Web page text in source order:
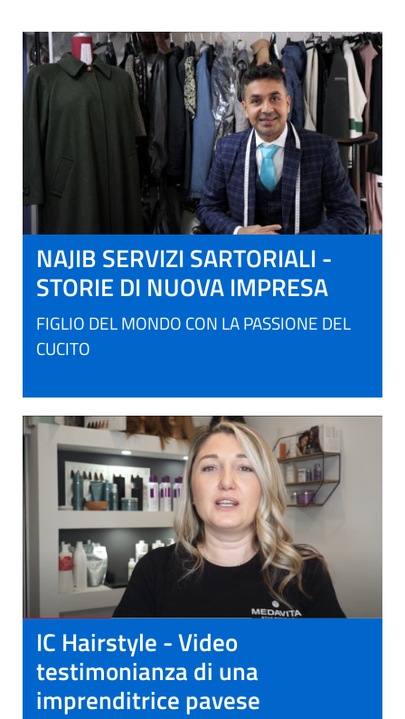
NAJIB SERVIZI SARTORIALI -
STORIE DI NUOVA IMPRESA
FIGLIO DEL MONDO CON LA PASSIONE DEL
CUCITO
IC Hairstyle - Video
testimonianza di una
imprenditrice pavese